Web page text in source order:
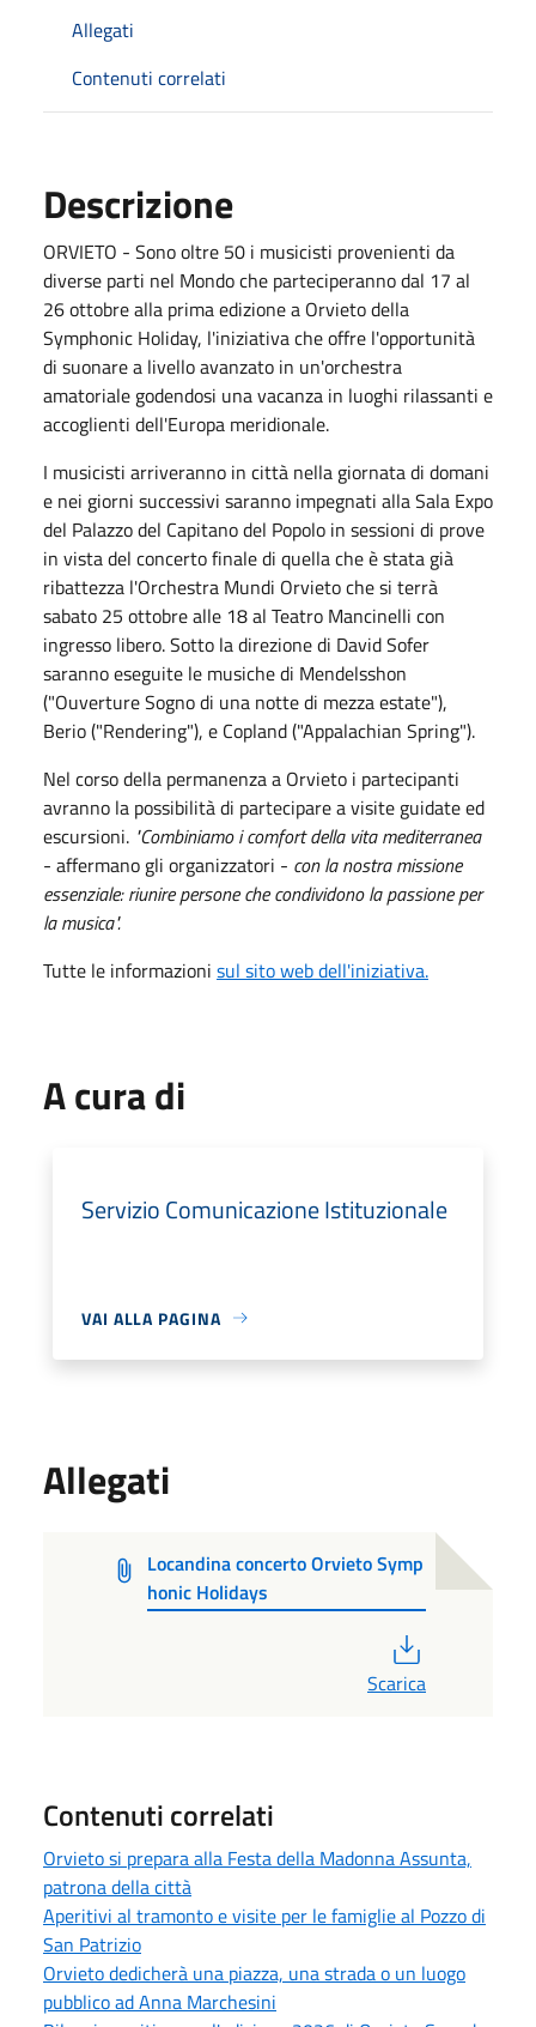
Allegati
Contenuti correlati
Descrizione
ORVIETO - Sono oltre 50 i musicisti provenienti da
diverse parti nel Mondo che parteciperanno dal 17 al
26 ottobre alla prima edizione a Orvieto della
Symphonic Holiday, l'iniziativa che offre l'opportunità
di suonare a livello avanzato in un'orchestra
amatoriale godendosi una vacanza in luoghi rilassanti e
accoglienti dell'Europa meridionale.
I musicisti arriveranno in città nella giornata di domani
e nei giorni successivi saranno impegnati alla Sala Expo
del Palazzo del Capitano del Popolo in sessioni di prove
in vista del concerto finale di quella che è stata già
ribattezza l'Orchestra Mundi Orvieto che si terrà
sabato 25 ottobre alle 18 al Teatro Mancinelli con
ingresso libero. Sotto la direzione di David Sofer
saranno eseguite le musiche di Mendelsshon
("Ouverture Sogno di una notte di mezza estate"),
Berio ("Rendering"), e Copland ("Appalachian Spring").
Nel corso della permanenza a Orvieto i partecipanti
avranno la possibilità di partecipare a visite guidate ed
escursioni. "Combiniamo i comfort della vita mediterranea
- affermano gli organizzatori - con la nostra missione
essenziale: riunire persone che condividono la passione per
la musica".
Tutte le informazioni sul sito web dell'iniziativa.
A cura di
Servizio Comunicazione Istituzionale
VAI ALLA PAGINA
Allegati
Locandina concerto Orvieto Symp
honic Holidays
Scarica
Contenuti correlati
Orvieto si prepara alla Festa della Madonna Assunta,
patrona della città
Aperitivi al tramonto e visite per le famiglie al Pozzo di
San Patrizio
Orvieto dedicherà una piazza, una strada o un luogo
pubblico ad Anna Marchesini